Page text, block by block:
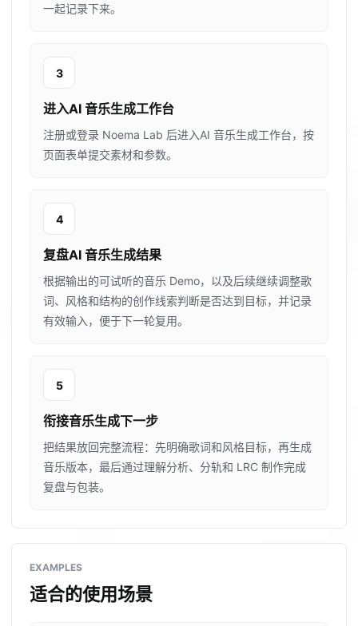
一起记录下来。
3
进入AI 音乐生成工作台
注册或登录 Noema Lab 后进入AI 音乐生成工作台，按
页面表单提交素材和参数。
4
复盘AI 音乐生成结果
根据输出的可试听的音乐 Demo，以及后续继续调整歌
词、风格和结构的创作线索判断是否达到目标，并记录
有效输入，便于下一轮复用。
5
衔接音乐生成下一步
把结果放回完整流程：先明确歌词和风格目标，再生成
音乐版本，最后通过理解分析、分轨和 LRC 制作完成
复盘与包装。
EXAMPLES
适合的使用场景